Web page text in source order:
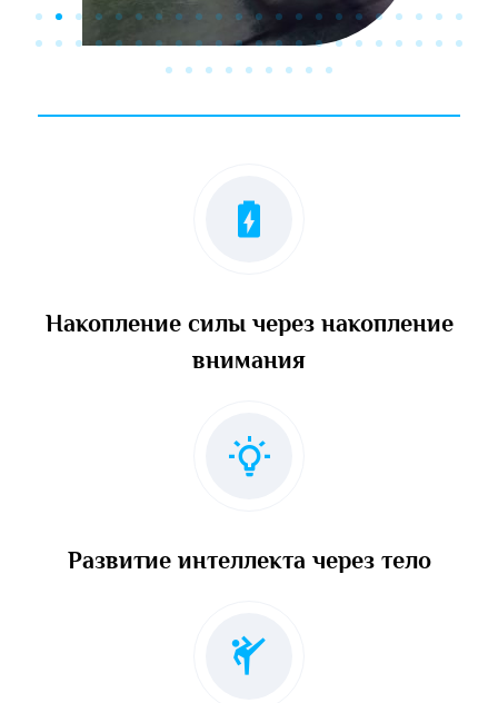
Накопление силы через накопление
внимания
Развитие интеллекта через тело